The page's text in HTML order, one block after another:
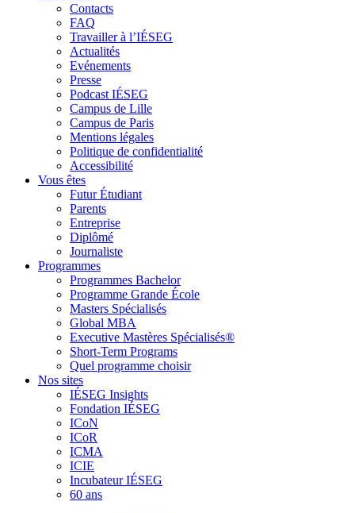
Contacts
FAQ
Travailler à l’IÉSEG
Actualités
Evénements
Presse
Podcast IÉSEG
Campus de Lille
Campus de Paris
Mentions légales
Politique de confidentialité
Accessibilité
Vous êtes
Futur Étudiant
Parents
Entreprise
Diplômé
Journaliste
Programmes
Programmes Bachelor
Programme Grande École
Masters Spécialisés
Global MBA
Executive Mastères Spécialisés®
Short-Term Programs
Quel programme choisir
Nos sites
IÉSEG Insights
Fondation IÉSEG
ICoN
ICoR
ICMA
ICIE
Incubateur IÉSEG
60 ans